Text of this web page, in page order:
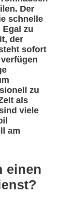
Der
schnelle
Egal zu
der
sofort
zu
als
viele
am
einen